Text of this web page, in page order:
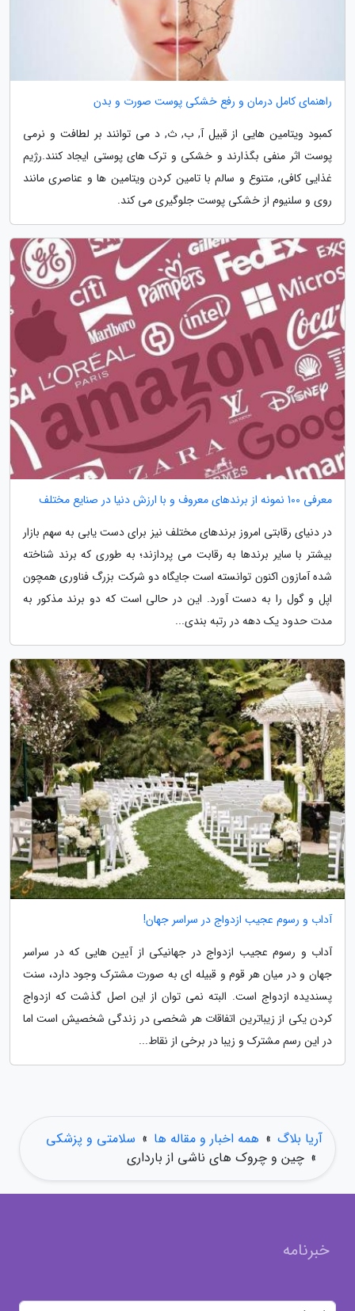
راهنمای کامل درمان و رفع خشکی پوست صورت و بدن
کمبود ویتامین هایی از قبیل آ, ب, ث, د می توانند بر لطافت و نرمی
پوست اثر منفی بگذارند و خشکی و ترک های پوستی ایجاد کنند.رژیم
غذایی کافی, متنوع و سالم با تامین کردن ویتامین ها و عناصری مانند
روی و سلنیوم از خشکی پوست جلوگیری می کند.
معرفی 100 نمونه از برندهای معروف و با ارزش دنیا در صنایع مختلف
در دنیای رقابتی امروز برندهای مختلف نیز برای دست یابی به سهم بازار
بیشتر با سایر برندها به رقابت می پردازند؛ به طوری که برند شناخته
شده آمازون اکنون توانسته است جایگاه دو شرکت بزرگ فناوری همچون
اپل و گول را به دست آورد. این در حالی است که دو برند مذکور به
مدت حدود یک دهه در رتبه بندی...
آداب و رسوم عجیب ازدواج در سراسر جهان!
آداب و رسوم عجیب ازدواج در جهانیکی از آیین هایی که در سراسر
جهان و در میان هر قوم و قبیله ای به صورت مشترک وجود دارد، سنت
پسندیده ازدواج است. البته نمی توان از این اصل گذشت که ازدواج
کردن یکی از زیباترین اتفاقات هر شخصی در زندگی شخصیش است اما
در این رسم مشترک و زیبا در برخی از نقاط...
آریا بلاگ » همه اخبار و مقاله ها » سلامتی و پزشکی
» چین و چروک های ناشی از بارداری
خبرنامه